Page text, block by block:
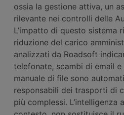
ossia la gestione attiva, un
rilevante nei controlli delle
L’impatto di questo sistema
riduzione del carico
analizzati da Roadsoft
telefonate, scambi di email
manuale di file sono
responsabili dei trasporti di
più complessi. L’intelligenza